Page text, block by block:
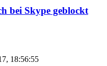
bei Skype geblockt
18:56:55